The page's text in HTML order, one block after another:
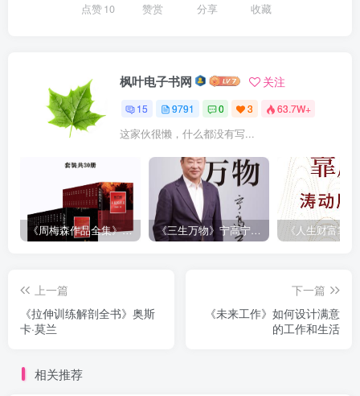
点赞10 赞赏 分享 收藏
枫叶电子书网 关注
15 9791 0 3 63.7W+
这家伙很懒，什么都没有写...
《周梅森作品全集》[共30册] 《三生万物》宁高宁（epub+mobi+azw3+pdf）
上一篇
《拉伸训练解剖全书》奥斯
卡·莫兰
下一篇
《未来工作》如何设计满意
的工作和生活
相关推荐